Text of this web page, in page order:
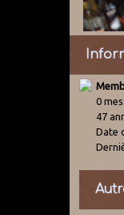
0
47
Date